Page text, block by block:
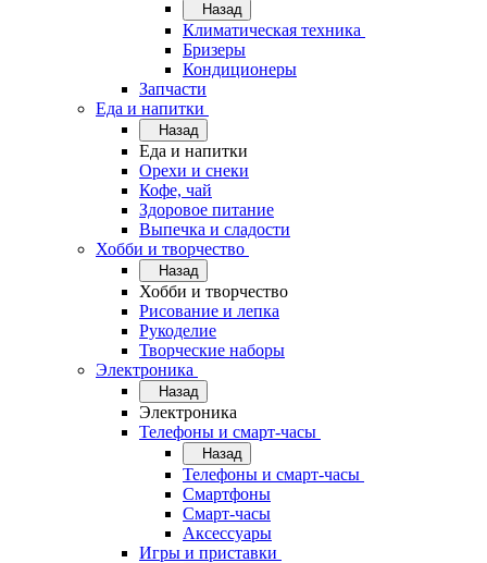
Назад
Климатическая техника
Бризеры
Кондиционеры
Запчасти
Еда и напитки
Назад
Еда и напитки
Орехи и снеки
Кофе, чай
Здоровое питание
Выпечка и сладости
Хобби и творчество
Назад
Хобби и творчество
Рисование и лепка
Рукоделие
Творческие наборы
Электроника
Назад
Электроника
Телефоны и смарт-часы
Назад
Телефоны и смарт-часы
Смартфоны
Смарт-часы
Аксессуары
Игры и приставки